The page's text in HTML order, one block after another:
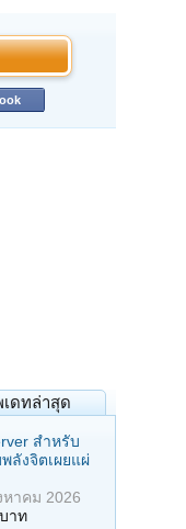
เดทล่าสุด
สำหรับ
ลังจิตเผยแผ่
หาคม 2026
าท